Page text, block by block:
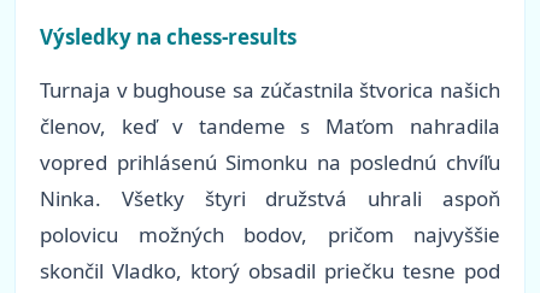
Výsledky na chess-results
Turnaja v bughouse sa zúčastnila štvorica našich
členov, keď v tandeme s Maťom nahradila
vopred prihlásenú Simonku na poslednú chvíľu
Ninka. Všetky štyri družstvá uhrali aspoň
polovicu možných bodov, pričom najvyššie
skončil Vladko, ktorý obsadil priečku tesne pod